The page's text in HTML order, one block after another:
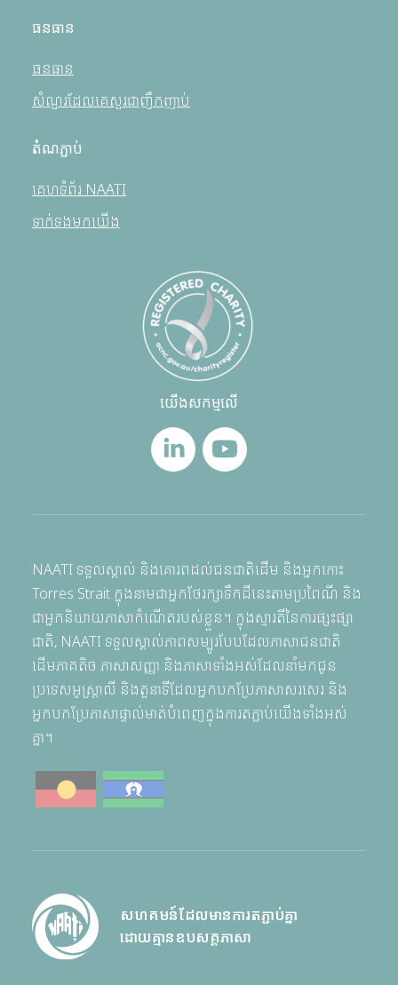
ធនធាន
ធនធាន
សំណួរដែលគេសួរជាញឹកញាប់
តំណភ្ជាប់
គេហទំព័រ NAATI
ទាក់ទងមកយើង
យើងសកម្មលើ
NAATI ទទួលស្គាល់ និងគោរពដល់ជនជាតិដើម និងអ្នកកោះ
Torres Strait ក្នុងនាមជាអ្នកថែរក្សាទឹកដីនេះតាមប្រពៃណី និង
ជាអ្នកនិយាយភាសាកំណើតរបស់ខ្លួន។ ក្នុងស្មារតីនៃការផ្សះផ្សា
ជាតិ, NAATI ទទួលស្គាល់ភាពសម្បូរបែបដែលភាសាជនជាតិ
ដើមភាគតិច ភាសាសញ្ញា និងភាសាទាំងអស់ដែលនាំមកជូន
ប្រទេសអូស្ត្រាលី និងតួនាទីដែលអ្នកបកប្រែភាសាសរសេរ និង
អ្នកបកប្រែភាសាផ្ទាល់មាត់បំពេញក្នុងការតភ្ជាប់យើងទាំងអស់
គ្នា។
សហគមន៍ដែលមានការតភ្ជាប់គ្នា
ដោយគ្មានឧបសគ្គភាសា